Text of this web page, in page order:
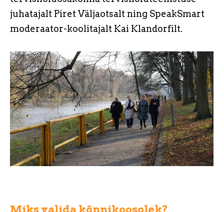
juhatajalt Piret Väljaotsalt ning SpeakSmart
moderaator-koolitajalt Kai Klandorfilt.
Miks valida kõnnikoosolek?